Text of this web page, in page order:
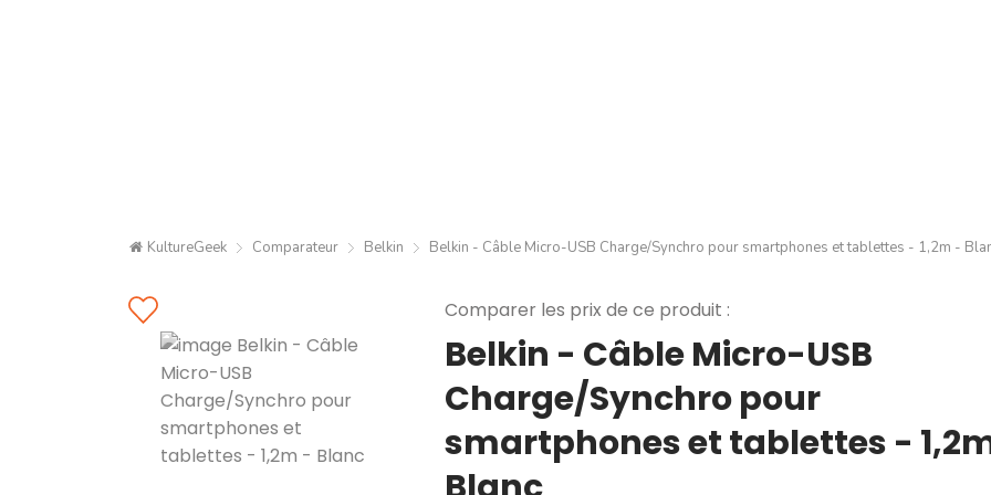
KultureGeek Comparateur Belkin Belkin - Câble Micro-USB Charge/Synchro pour smartphones et tablettes - 1,2m -
Comparer les prix de ce produit :
Belkin - Câble Micro-USB
Charge/Synchro pour
smartphones et tablettes -